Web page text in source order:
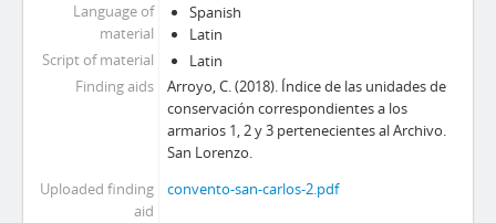
Language of
material
Spanish
Latin
Script of material
Latin
Finding aids
Arroyo, C. (2018). Índice de las unidades de
conservación correspondientes a los
armarios 1, 2 y 3 pertenecientes al Archivo.
San Lorenzo.
Uploaded finding
aid
convento-san-carlos-2.pdf